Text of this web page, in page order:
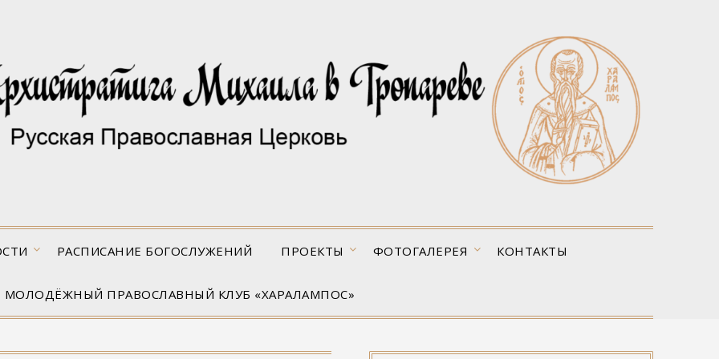
РАСПИСАНИЕ БОГОСЛУЖЕНИЙ ПРОЕКТЫ ФОТОГАЛЕРЕЯ КОНТАКТЫ
МОЛОДЁЖНЫЙ ПРАВОСЛАВНЫЙ КЛУБ «ХАРАЛАМПОС»